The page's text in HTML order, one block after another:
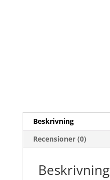
Beskrivning
Recensioner (0)
Beskrivning